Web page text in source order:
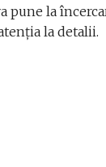
pune la
la detalii.